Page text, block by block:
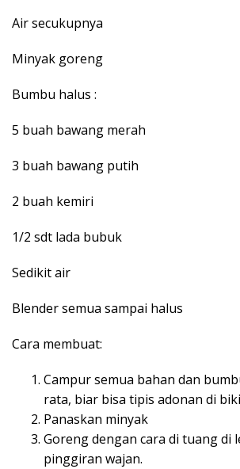
Air secukupnya
Minyak goreng
Bumbu halus :
5 buah bawang merah
3 buah bawang putih
2 buah kemiri
1/2 sdt lada bubuk
Sedikit air
Blender semua sampai halus
Cara membuat:
Campur semua bahan dan
rata, biar bisa tipis adonan di
Panaskan minyak
Goreng dengan cara di tuang di
pinggiran wajan.